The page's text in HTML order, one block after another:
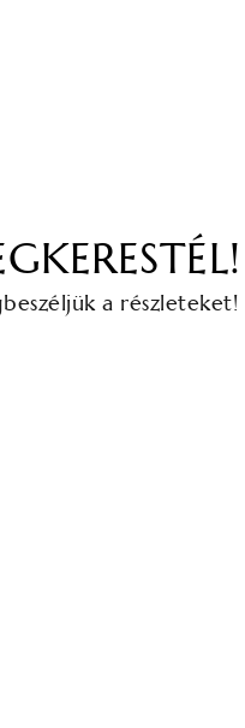
a részleteket!